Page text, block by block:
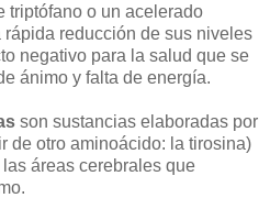
triptófano o un acelerado
reducción de sus niveles
negativo para la salud que se
ánimo y falta de energía.
son sustancias elaboradas por
de otro aminoácido: la tirosina)
áreas cerebrales que